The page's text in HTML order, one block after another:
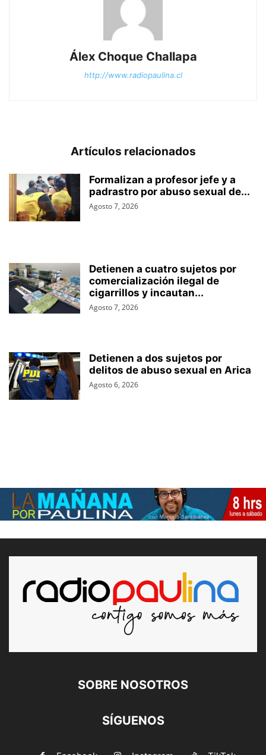
Álex Choque Challapa
http://www.radiopaulina.cl
Artículos relacionados
Formalizan a profesor jefe y a
padrastro por abuso sexual de...
Agosto 7, 2026
Detienen a cuatro sujetos por
comercialización ilegal de
cigarrillos y incautan...
Agosto 7, 2026
Detienen a dos sujetos por
delitos de abuso sexual en Arica
Agosto 6, 2026
SOBRE NOSOTROS
SÍGUENOS